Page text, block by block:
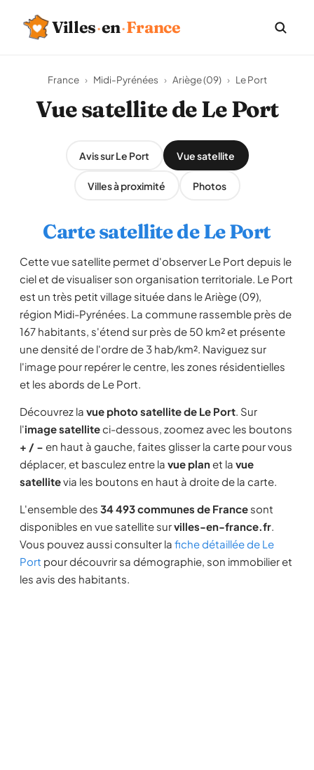
Villes·en·France
France › Midi-Pyrénées › Ariège (09) › Le Port
Vue satellite de Le Port
Avis sur Le Port Vue satellite
Villes à proximité Photos
Carte satellite de Le Port
Cette vue satellite permet d'observer Le Port depuis le
ciel et de visualiser son organisation territoriale. Le Port
est un très petit village située dans le Ariège (09),
région Midi-Pyrénées. La commune rassemble près de
167 habitants, s'étend sur près de 50 km² et présente
une densité de l'ordre de 3 hab/km². Naviguez sur
l'image pour repérer le centre, les zones résidentielles
et les abords de Le Port.
Découvrez la vue photo satellite de Le Port. Sur
l'image satelliteci-dessous, zoomez avec les boutons
+ / − en haut à gauche, faites glisser la carte pour vous
déplacer, et basculez entre la vue planet la vue
satellitevia les boutons en haut à droite de la carte.
L'ensemble des 34 493 communes de France sont
disponibles en vue satellite survilles-en-france.fr.
Vous pouvez aussi consulter la fiche détaillée de Le
Port pour découvrir sa démographie, son immobilier et
les avis des habitants.